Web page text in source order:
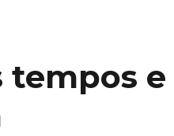
tempos e